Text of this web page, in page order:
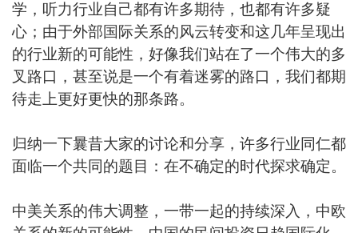
学，听力行业自己都有许多期待，也都有许多疑
心；由于外部国际关系的风云转变和这几年呈现出
的行业新的可能性，好像我们站在了一个伟大的多
叉路口，甚至说是一个有着迷雾的路口，我们都期
待走上更好更快的那条路。
归纳一下曩昔大家的讨论和分享，许多行业同仁都
面临一个共同的题目：在不确定的时代探求确定。
中美关系的伟大调整，一带一起的持续深入，中欧